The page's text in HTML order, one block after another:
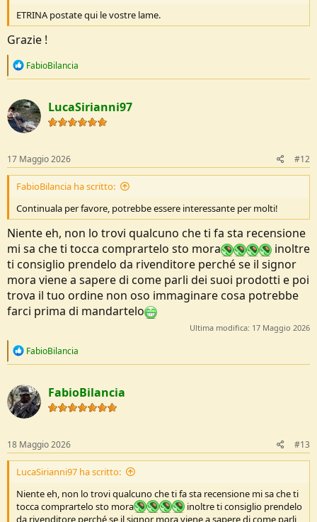
ETRINA postate qui le vostre lame.
Grazie !
R
c
t
i
o
s
:
FabioBilancia
LucaSirianni97
17 Maggio 2026 #12
FabioBilancia ha scritto:
Continuala per favore, potrebbe essere interessante per molti!
Niente eh, non lo trovi qualcuno che ti fa sta recensione
mi sa che ti tocca comprartelo sto mora
inoltre
ti consiglio prendelo da rivenditore perché se il signor
mora viene a sapere di come parli dei suoi prodotti e poi
trova il tuo ordine non oso immaginare cosa potrebbe
farci prima di mandartelo
Ultima modifica: 17 Maggio 2026
R
c
t
i
o
s
:
FabioBilancia
FabioBilancia
18 Maggio 2026 #13
LucaSirianni97 ha scritto:
Niente eh, non lo trovi qualcuno che ti fa sta recensione mi sa che ti
tocca comprartelo sto mora
inoltre ti consiglio prendelo
da rivenditore perché se il signor mora viene a sapere di come parli